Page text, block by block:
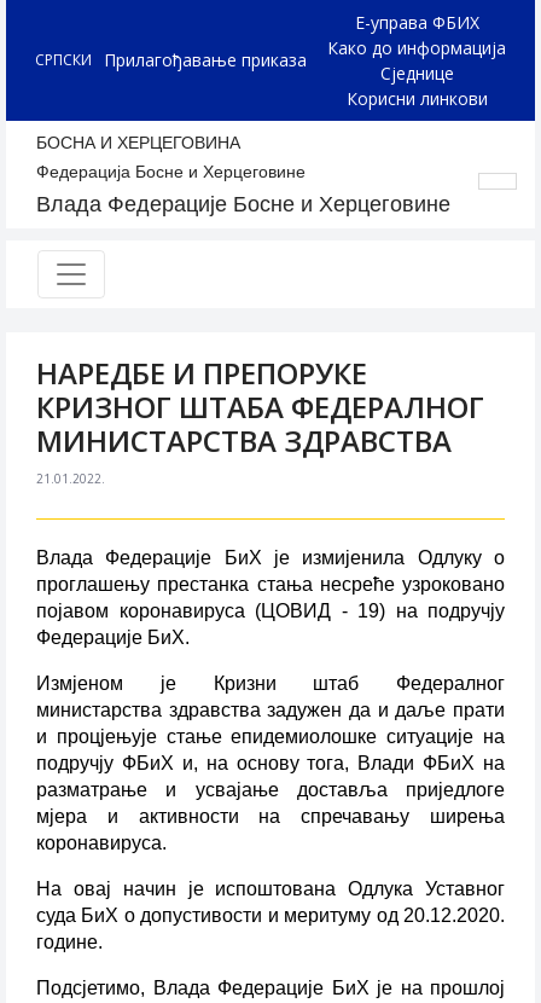
СРПСКИ Прилагођавање приказа
Е-управа ФБИХ
Како до информација
Сједнице
Корисни линкови
БОСНА И ХЕРЦЕГОВИНА
Федерација Босне и Херцеговине
Влада Федерације Босне и Херцеговине
НАРЕДБЕ И ПРЕПОРУКЕ
КРИЗНОГ ШТАБА ФЕДЕРАЛНОГ
МИНИСТАРСТВА ЗДРАВСТВА
21.01.2022.
Влада Федерације БиХ је измијенила Одлуку о
проглашењу престанка стања несреће узроковано
појавом коронавируса (ЦОВИД - 19) на подручју
Федерације БиХ.
Измјеном је Кризни штаб Федералног
министарства здравства задужен да и даље прати
и процјењује стање епидемиолошке ситуације на
подручју ФБиХ и, на основу тога, Влади ФБиХ на
разматрање и усвајање доставља приједлоге
мјера и активности на спречавању ширења
коронавируса.
На овај начин је испоштована Одлука Уставног
суда БиХ о допустивости и меритуму од 20.12.2020.
године.
Подсјетимо, Влада Федерације БиХ је на прошлој